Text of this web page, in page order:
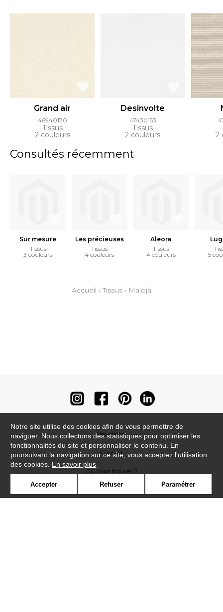
Grand air
46940170
Tissus
2 couleurs
Desinvolte
47430153
Tissus
2 couleurs 2
Consultés récemment
Sur mesure
Tissus
3 couleurs
Les précieuses
Tissus
4 couleurs
Aleora
Tissus
4 couleurs
5
Accueil ›Tissus › Maloja
Newsletter
Contact
Où nous trouver ?
Notre site utilise des cookies afin de vous permettre de
naviguer. Nous collectons des statistiques pour optimiser les
fonctionnalités du site et personnaliser le contenu. En
poursuivant la navigation sur ce site, vous acceptez l'utilisation
des cookies. En savoir plus
Accepter Refuser Paramétrer